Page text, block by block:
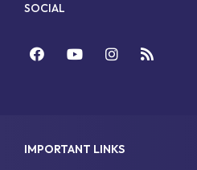
SOCIAL
FacebookYouTubeInstagram
Feed
IMPORTANT LINKS